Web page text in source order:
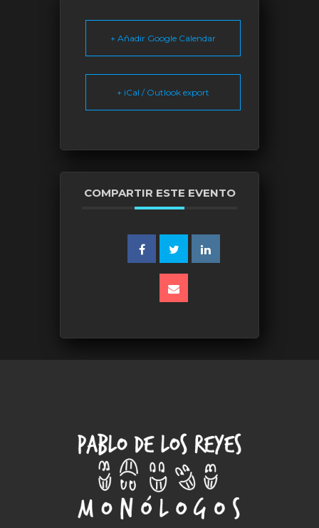
+ Añadir Google Calendar
+ iCal / Outlook export
COMPARTIR ESTE EVENTO